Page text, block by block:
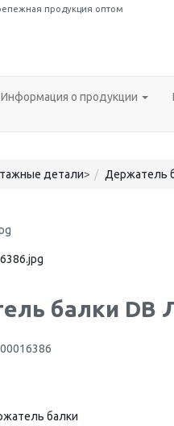
продукция оптом
Информация о продукции
детали> Держатель
балки DB
балки